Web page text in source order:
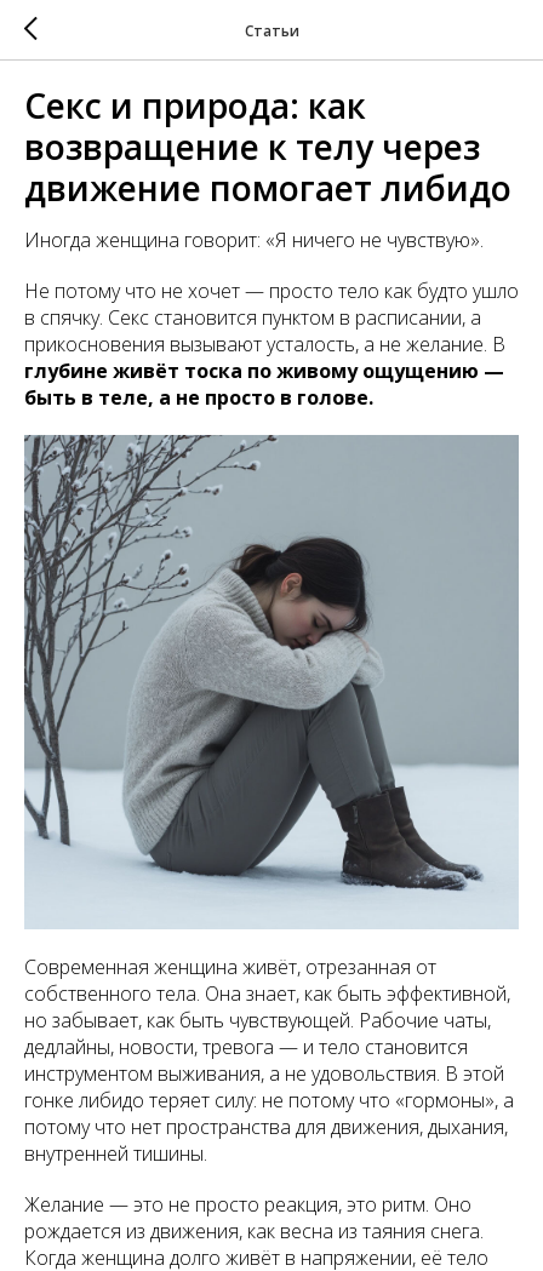
Статьи
Секс и природа: как
возвращение к телу через
движение помогает либидо
Иногда женщина говорит: «Я ничего не чувствую».
Не потому что не хочет — просто тело как будто ушло
в спячку. Секс становится пунктом в расписании, а
прикосновения вызывают усталость, а не желание. В
глубине живёт тоска по живому ощущению —
быть в теле, а не просто в голове.
Современная женщина живёт, отрезанная от
собственного тела. Она знает, как быть эффективной,
но забывает, как быть чувствующей. Рабочие чаты,
дедлайны, новости, тревога — и тело становится
инструментом выживания, а не удовольствия. В этой
гонке либидо теряет силу: не потому что «гормоны», а
потому что нет пространства для движения, дыхания,
внутренней тишины.
Желание — это не просто реакция, это ритм. Оно
рождается из движения, как весна из таяния снега.
Когда женщина долго живёт в напряжении, её тело